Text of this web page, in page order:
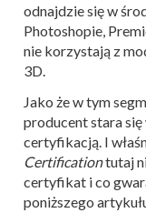
odnajdzie się w
Photoshopie,
nie korzystają z
3D.
Jako że w tym
producent stara
certyfikacją. I
Certificationtutaj
certyfikat i co
poniższego